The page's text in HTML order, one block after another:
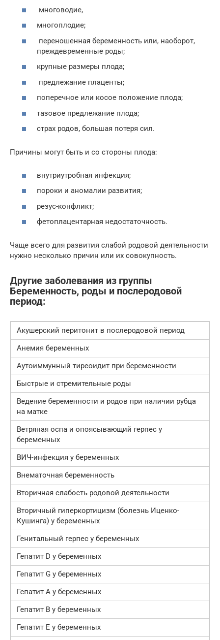
многоводие,
многоплодие;
переношенная беременность или, наоборот,
преждевременные роды;
крупные размеры плода;
предлежание плаценты;
поперечное или косое положение плода;
тазовое предлежание плода;
страх родов, большая потеря сил.
Причины могут быть и со стороны плода:
внутриутробная инфекция;
пороки и аномалии развития;
резус-конфликт;
фетоплацентарная недостаточность.
Чаще всего для развития слабой родовой деятельности
нужно несколько причин или их совокупность.
Другие заболевания из группы
Беременность, роды и послеродовой
период:
Акушерский перитонит в послеродовой период
Анемия беременных
Аутоиммунный тиреоидит при беременности
Быстрые и стремительные роды
Ведение беременности и родов при наличии рубца
на матке
Ветряная оспа и опоясывающий герпес у
беременных
ВИЧ-инфекция у беременных
Внематочная беременность
Вторичная слабость родовой деятельности
Вторичный гиперкортицизм (болезнь Иценко-
Кушинга) у беременных
Генитальный герпес у беременных
Гепатит D у беременных
Гепатит G у беременных
Гепатит А у беременных
Гепатит В у беременных
Гепатит Е у беременных